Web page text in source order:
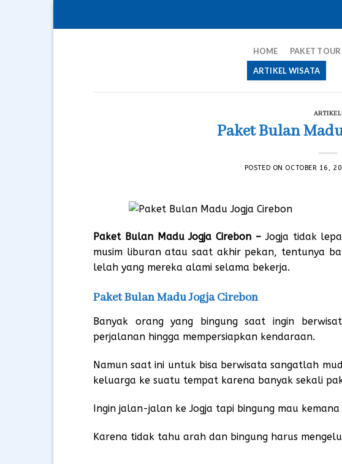
HOME PAKET
ARTIKEL WISATA
ARTIKEL
Paket Bulan
POSTED ON OCTOBER 16,
Paket Bulan Madu Jogja Cirebon –Jogja tidak
musim liburan atau saat akhir pekan, tentunya
lelah yang mereka alami selama bekerja.
Paket Bulan Madu Jogja Cirebon
Banyak orang yang bingung saat ingin
perjalanan hingga mempersiapkan kendaraan.
Namun saat ini untuk bisa berwisata sangatlah
keluarga ke suatu tempat karena banyak sekali
Ingin jalan-jalan ke Jogja tapi bingung mau
Karena tidak tahu arah dan bingung harus